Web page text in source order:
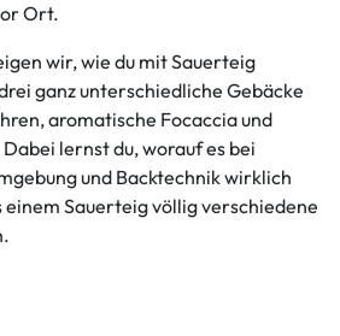
Ort.
wir, wie du mit Sauerteig
ganz unterschiedliche Gebäcke
aromatische Focaccia und
lernst du, worauf es bei
und Backtechnik wirklich
einem Sauerteig völlig verschiedene